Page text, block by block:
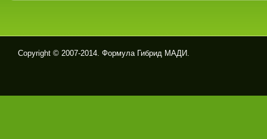
Copyright © 2007-2014. Формула Гибрид МАДИ.